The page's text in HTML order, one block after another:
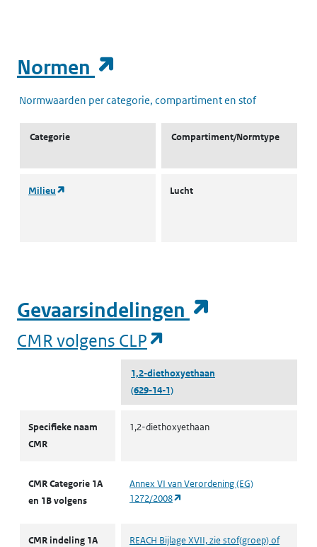
Normen
Normwaarden per categorie, compartiment en stof
Categorie Compartiment/Normtype
Milieu (opent in een nieuw tabblad)
Lucht
Gevaarsindelingen
CMR volgens CLP
1,2-diethoxyethaan
(629-14-1)
Specifieke naam
CMR
1,2-diethoxyethaan
CMR Categorie 1A
en 1B volgens
Annex VI van Verordening (EG)
1272/2008
CMR indeling 1A
REACH Bijlage XVII, zie stof(groep) of